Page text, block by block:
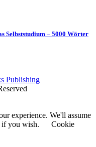
Selbststudium – 5000 Wörter
experience. We'll assume
if you wish.
Cookie